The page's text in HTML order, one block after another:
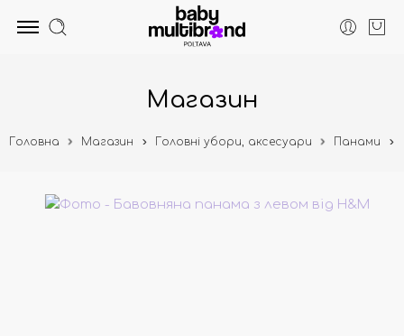
Магазин
Головна Магазин Головні убори, аксесуари Панами